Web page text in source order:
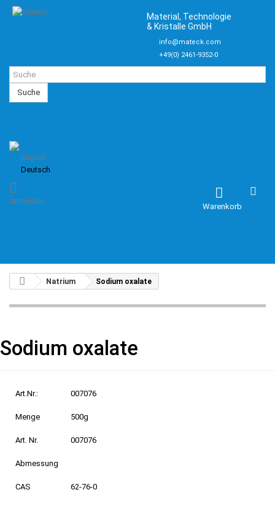
Material, Technologie
& Kristalle GmbH
info@mateck.com
+49(0) 2461-9352-0
Suche
English
Deutsch
Warenkorb
Anmelden
Natrium Sodium oxalate
Sodium oxalate
Art.Nr.: 007076
Menge 500g
Art. Nr. 007076
Abmessung
CAS 62-76-0